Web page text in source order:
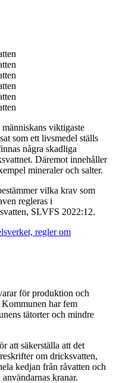
viktigaste
som ett livsmedel ställs
några skadliga
Däremot innehåller
mineraler och salter.
vilka krav som
regleras i
SLVFS 2022:12.
regler om
för produktion och
har fem
tätorter och mindre
att säkerställa att det
om dricksvatten,
kedjan från råvatten och
kranar.